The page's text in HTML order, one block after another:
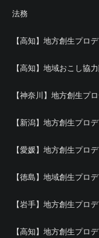
法務
【高知】地方創生プロ
【高知】地域おこし協
【神奈川】地方創生プ
【新潟】地方創生プロ
【愛媛】地方創生プロ
【徳島】地域創生プロ
【岩手】地方創生プロ
【高知】地方創生プロ